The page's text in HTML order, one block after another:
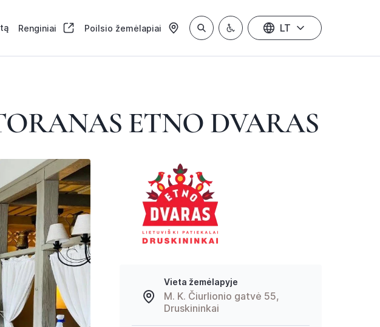
Renginiai Poilsio žemėlapiai LT
ETNO DVARAS
Vieta žemėlapyje
M. K. Čiurlionio gatvė 55,
Druskininkai